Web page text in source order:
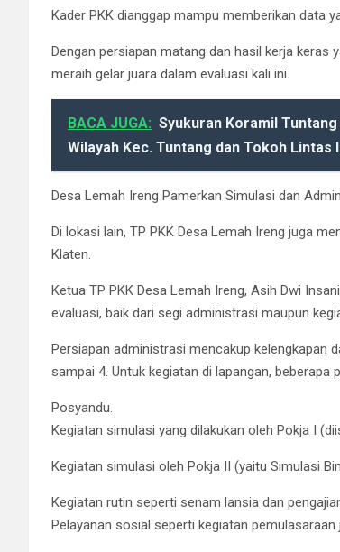
Kader PKK dianggap mampu memberikan data
Dengan persiapan matang dan hasil kerja keras
meraih gelar juara dalam evaluasi kali ini.
BACA JUGA: Syukuran Koramil
Wilayah Kec. Tuntang dan Tokoh Lintas
Desa Lemah Ireng Pamerkan Simulasi dan
Di lokasi lain, TP PKK Desa Lemah Ireng juga
Klaten.
Ketua TP PKK Desa Lemah Ireng, Asih Dwi
evaluasi, baik dari segi administrasi maupun
Persiapan administrasi mencakup kelengkapan
sampai 4. Untuk kegiatan di lapangan,
Posyandu.
Kegiatan simulasi yang dilakukan oleh Pokja I
Kegiatan simulasi oleh Pokja II (yaitu Simulasi
Kegiatan rutin seperti senam lansia dan
Pelayanan sosial seperti kegiatan pemulasaraan